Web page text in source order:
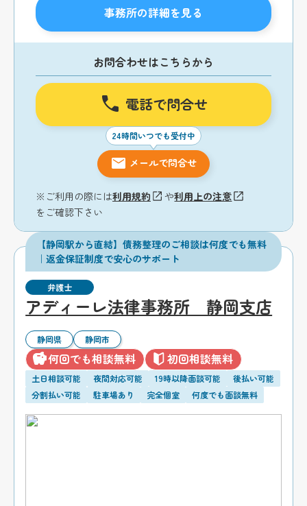
事務所の詳細を見る
お問合わせはこちらから
電話で問合せ
24時間いつでも受付中
メールで問合せ
※ご利用の際には利用規約 や利用上の注意
をご確認下さい
【静岡駅から直結】債務整理のご相談は何度でも無料
｜返金保証制度で安心のサポート
弁護士
アディーレ法律事務所 静岡支店
静岡県 静岡市
何回でも相談無料 初回相談無料
土日相談可能 夜間対応可能 19時以降面談可能
後払い可能
分割払い可能
駐車場あり 完全個室 何度でも面談無料